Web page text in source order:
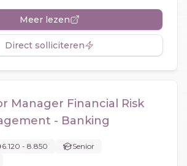
Meer lezen
Direct solliciteren
Manager Financial Risk
- Banking
6.120 - 8.850
Senior